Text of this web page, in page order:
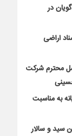
در
اراضی
محترم شركت
به مناسبت
سید و سالار